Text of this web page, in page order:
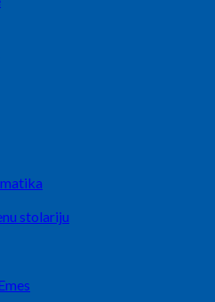
stolariju